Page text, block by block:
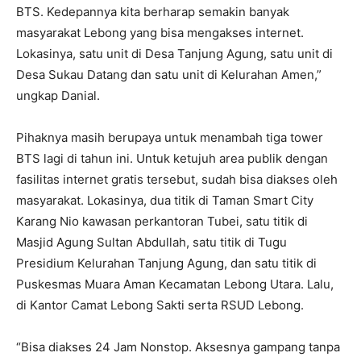
BTS. Kedepannya kita berharap semakin banyak
masyarakat Lebong yang bisa mengakses internet.
Lokasinya, satu unit di Desa Tanjung Agung, satu unit di
Desa Sukau Datang dan satu unit di Kelurahan Amen,”
ungkap Danial.
Pihaknya masih berupaya untuk menambah tiga tower
BTS lagi di tahun ini. Untuk ketujuh area publik dengan
fasilitas internet gratis tersebut, sudah bisa diakses oleh
masyarakat. Lokasinya, dua titik di Taman Smart City
Karang Nio kawasan perkantoran Tubei, satu titik di
Masjid Agung Sultan Abdullah, satu titik di Tugu
Presidium Kelurahan Tanjung Agung, dan satu titik di
Puskesmas Muara Aman Kecamatan Lebong Utara. Lalu,
di Kantor Camat Lebong Sakti serta RSUD Lebong.
“Bisa diakses 24 Jam Nonstop. Aksesnya gampang tanpa